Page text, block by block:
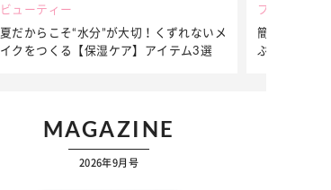
ビューティー
夏だからこそ“水分”が大切！くずれないメ
イクをつくる【保湿ケア】アイテム3選
ファッション
簡単アレン
ぷりの【そ
MAGAZINE
2026年9月号